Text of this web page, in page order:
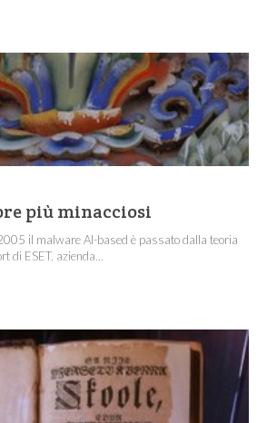
più minacciosi
il malware AI-based è passato dalla teoria
di ESET, azienda...